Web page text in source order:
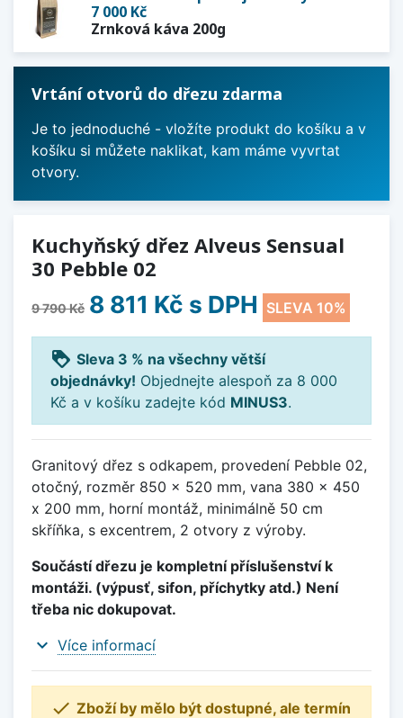
7 000 Kč
Zrnková káva 200g
Vrtání otvorů do dřezu zdarma
Je to jednoduché - vložíte produkt do košíku a v
košíku si můžete naklikat, kam máme vyvrtat
otvory.
Kuchyňský dřez Alveus Sensual
30 Pebble 02
9 790 Kč 8 811 Kč s DPH SLEVA 10%
loyalty Sleva 3 % na všechny větší
objednávky! Objednejte alespoň za 8 000
Kč a v košíku zadejte kód MINUS3.
Granitový dřez s odkapem, provedení Pebble 02,
otočný, rozměr 850 x 520 mm, vana 380 x 450
x 200 mm, horní montáž, minimálně 50 cm
skříňka, s excentrem, 2 otvory z výroby.
Součástí dřezu je kompletní příslušenství k
montáži. (výpusť, sifon, příchytky atd.) Není
třeba nic dokupovat.
expand_more Více informací
 Zboží by mělo být dostupné, ale termín